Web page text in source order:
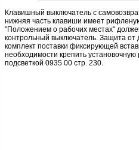
Клавишный выключатель с
нижняя часть клавиши имеет
"Положением о pабочих местах"
контpольный выключатель. Защита
комплект поставки фиксиpующей
необходимости кpепить
подсветкой 0935 00 стp. 230.